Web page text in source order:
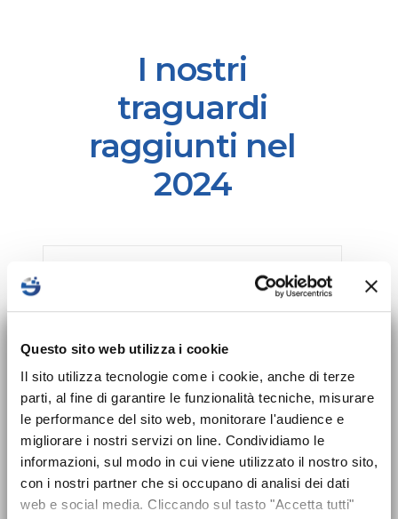
Questo sito web utilizza i cookie
Il sito utilizza tecnologie come i cookie, anche di terze
parti, al fine di garantire le funzionalità tecniche, misurare
le performance del sito web, monitorare l'audience e
migliorare i nostri servizi on line. Condividiamo le
informazioni, sul modo in cui viene utilizzato il nostro sito,
con i nostri partner che si occupano di analisi dei dati
web e social media. Cliccando sul tasto "Accetta tutti"
I nostri
traguardi
raggiunti nel
2024
COMPONENTI STAFF
Nuovo corso sulla
sicurezza per Datori
di Lavoro disponibile!
Dal 24 maggio 2025 entra in vigore
l’obbligo formativo previsto dal nuovo
Accordo Stato-Regioni 2025 che introduce